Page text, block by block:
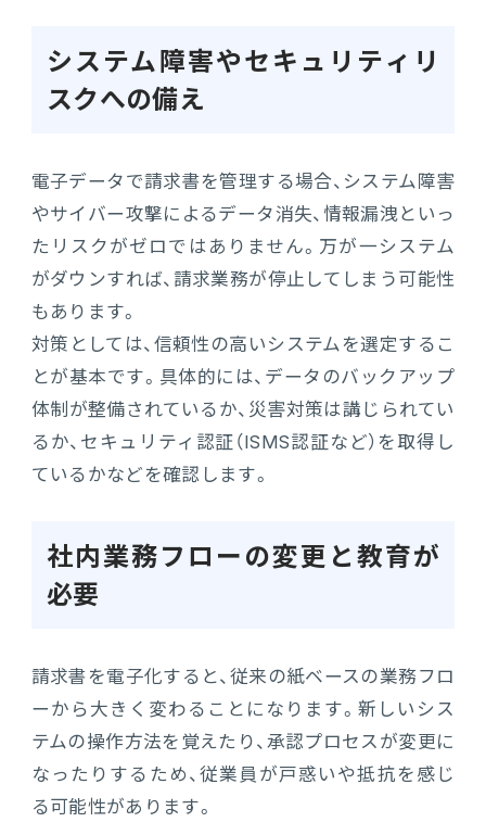
システム障害やセキュリティリ
スクへの備え
電子データで請求書を管理する場合、システム障害
やサイバー攻撃によるデータ消失、情報漏洩といっ
たリスクがゼロではありません。万が一システム
がダウンすれば、請求業務が停止してしまう可能性
もあります。
対策としては、信頼性の高いシステムを選定するこ
とが基本です。具体的には、データのバックアップ
体制が整備されているか、災害対策は講じられてい
るか、セキュリティ認証（ISMS認証など）を取得し
ているかなどを確認します。
社内業務フローの変更と教育が
必要
請求書を電子化すると、従来の紙ベースの業務フロ
ーから大きく変わることになります。新しいシス
テムの操作方法を覚えたり、承認プロセスが変更に
なったりするため、従業員が戸惑いや抵抗を感じ
る可能性があります。